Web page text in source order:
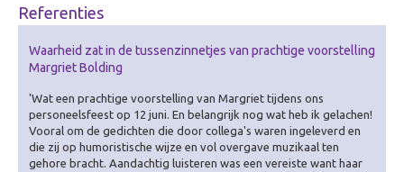
Referenties
Waarheid zat in de tussenzinnetjes van prachtige voorstelling
Margriet Bolding
'Wat een prachtige voorstelling van Margriet tijdens ons
personeelsfeest op 12 juni. En belangrijk nog wat heb ik gelachen!
Vooral om de gedichten die door collega's waren ingeleverd en
die zij op humoristische wijze en vol overgave muzikaal ten
gehore bracht. Aandachtig luisteren was een vereiste want haar